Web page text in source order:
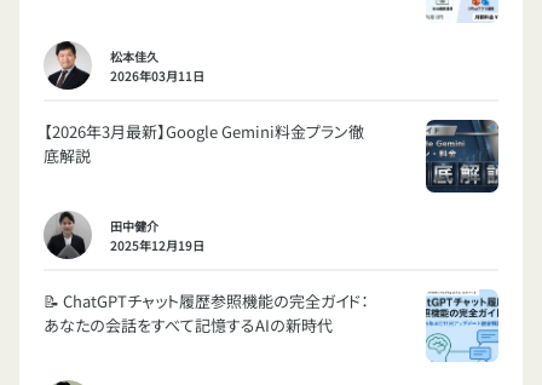
松本佳久
2026年03月11日
【2026年3月最新】Google Gemini料金プラン徹
底解説
田中健介
2025年12月19日
📝 ChatGPTチャット履歴参照機能の完全ガイド：
あなたの会話をすべて記憶するAIの新時代